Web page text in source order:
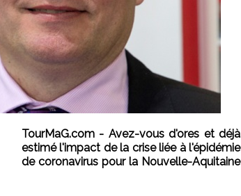
TourMaG.com - Avez-vous d'ores et déjà
estimé l'impact de la crise liée à l'épidémie
de coronavirus pour la Nouvelle-Aquitaine